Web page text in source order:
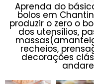
Aprenda do
bolos em
produzir o zero o
dos utensílios,
recheios,
decorações